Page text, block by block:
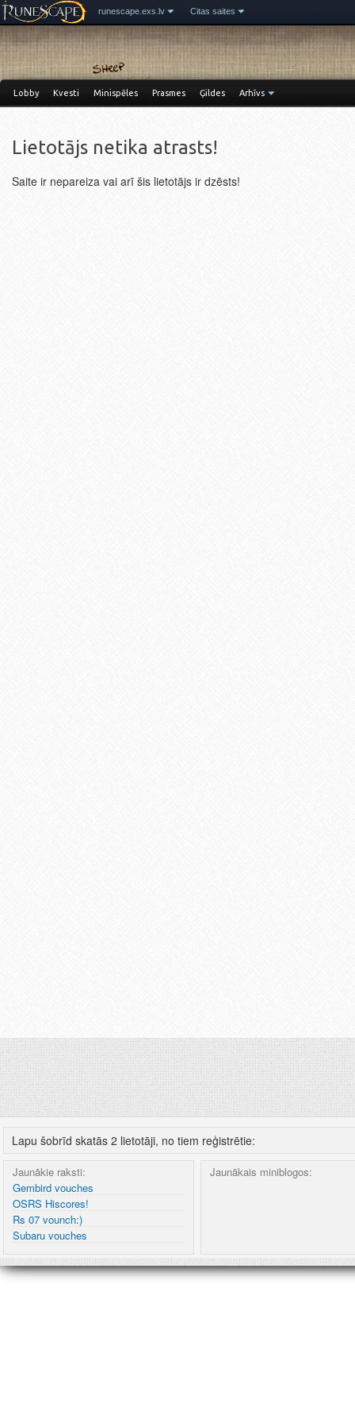
runescape.exs.lv Citas saites
Lobby Kvesti Minispēles Prasmes Ģildes Arhīvs
Lietotājs netika atrasts!
Saite ir nepareiza vai arī šis lietotājs ir dzēsts!
Lapu šobrīd skatās 2 lietotāji, no tiem reģistrētie:
Jaunākie raksti:
Gembird vouches
OSRS Hiscores!
Rs 07 vounch:)
Subaru vouches
Jaunākais miniblogos: